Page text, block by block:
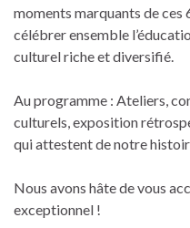
moments marquants de ces
célébrer ensemble
culturel riche et diversifié.
Au programme : Ateliers,
culturels, exposition
qui attestent de notre
Nous avons hâte de vous
exceptionnel !